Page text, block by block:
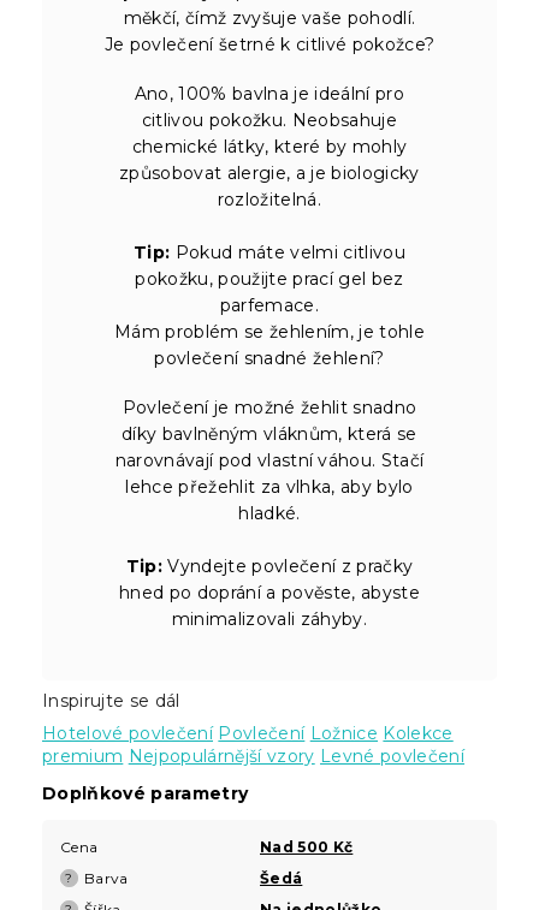
měkčí, čímž zvyšuje vaše pohodlí.
Je povlečení šetrné k citlivé pokožce?
Ano, 100% bavlna je ideální pro
citlivou pokožku. Neobsahuje
chemické látky, které by mohly
způsobovat alergie, a je biologicky
rozložitelná.
Tip: Pokud máte velmi citlivou
pokožku, použijte prací gel bez
parfemace.
Mám problém se žehlením, je tohle
povlečení snadné žehlení?
Povlečení je možné žehlit snadno
díky bavlněným vláknům, která se
narovnávají pod vlastní váhou. Stačí
lehce přežehlit za vlhka, aby bylo
hladké.
Tip: Vyndejte povlečení z pračky
hned po doprání a pověste, abyste
minimalizovali záhyby.
Inspirujte se dál
Hotelové povlečení Povlečení Ložnice Kolekce
premium Nejpopulárnější vzory Levné povlečení
Doplňkové parametry
Cena Nad 500 Kč
? Barva Šedá